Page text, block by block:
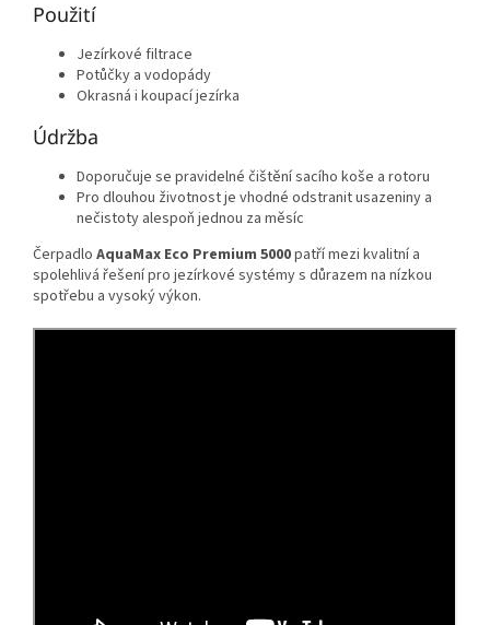
Použití
Jezírkové filtrace
Potůčky a vodopády
Okrasná i koupací jezírka
Údržba
Doporučuje se pravidelné čištění sacího koše a rotoru
Pro dlouhou životnost je vhodné odstranit usazeniny a
nečistoty alespoň jednou za měsíc
Čerpadlo AquaMax Eco Premium 5000patří mezi kvalitní a
spolehlivá řešení pro jezírkové systémy s důrazem na nízkou
spotřebu a vysoký výkon.